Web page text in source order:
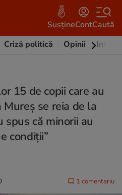
SusțineContCaută
Criză politică Opinii
15 de copii care au
se reia de la
spus că minorii au
condiții”
1 comentariu